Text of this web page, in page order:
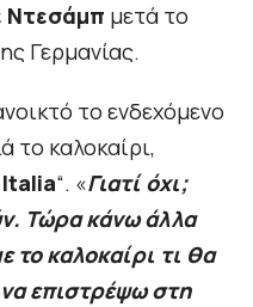
Ντεσάμπ μετά το
Γερμανίας.
το ενδεχόμενο
το καλοκαίρι,
“. «Γιατί όχι;
Τώρα κάνω άλλα
το καλοκαίρι τι θα
επιστρέψω στη